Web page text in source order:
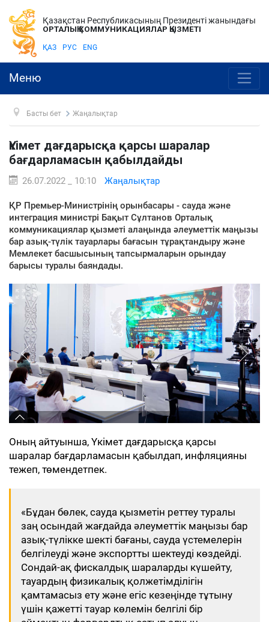
Қазақстан Республикасының Президенті жанындағы
ОРТАЛЫҚ КОММУНИКАЦИЯЛАР ҚЫЗМЕТІ
ҚАЗ РУС ENG
Меню
Басты бет Жаңалықтар
Үкімет дағдарысқа қарсы шаралар
бағдарламасын қабылдайды
26.07.2022 _ 10:10 Жаңалықтар
ҚР Премьер-Министрінің орынбасары - сауда және
интеграция министрі Бақыт Сұлтанов Орталық
коммуникациялар қызметі алаңында әлеуметтік маңызы
бар азық-түлік тауарлары бағасын тұрақтандыру және
Мемлекет басшысының тапсырмаларын орындау
барысы туралы баяндады.
Оның айтуынша, Үкімет дағдарысқа қарсы
шаралар бағдарламасын қабылдап, инфляцияны
тежеп, төмендетпек.
«Бұдан бөлек, сауда қызметін реттеу туралы
заң осындай жағдайда әлеуметтік маңызы бар
азық-түлікке шекті бағаны, сауда үстемелерін
белгілеуді және экспортты шектеуді көздейді.
Сондай-ақ фискалдық шараларды күшейту,
тауардың физикалық қолжетімділігін
қамтамасыз ету және егіс кезеңінде тұтыну
үшін қажетті тауар көлемін белгілі бір